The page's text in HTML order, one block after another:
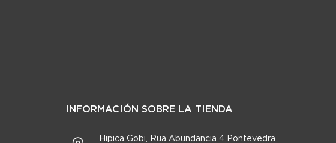
INFORMACIÓN SOBRE LA TIENDA
Hipica Gobi, Rua Abundancia 4 Pontevedra